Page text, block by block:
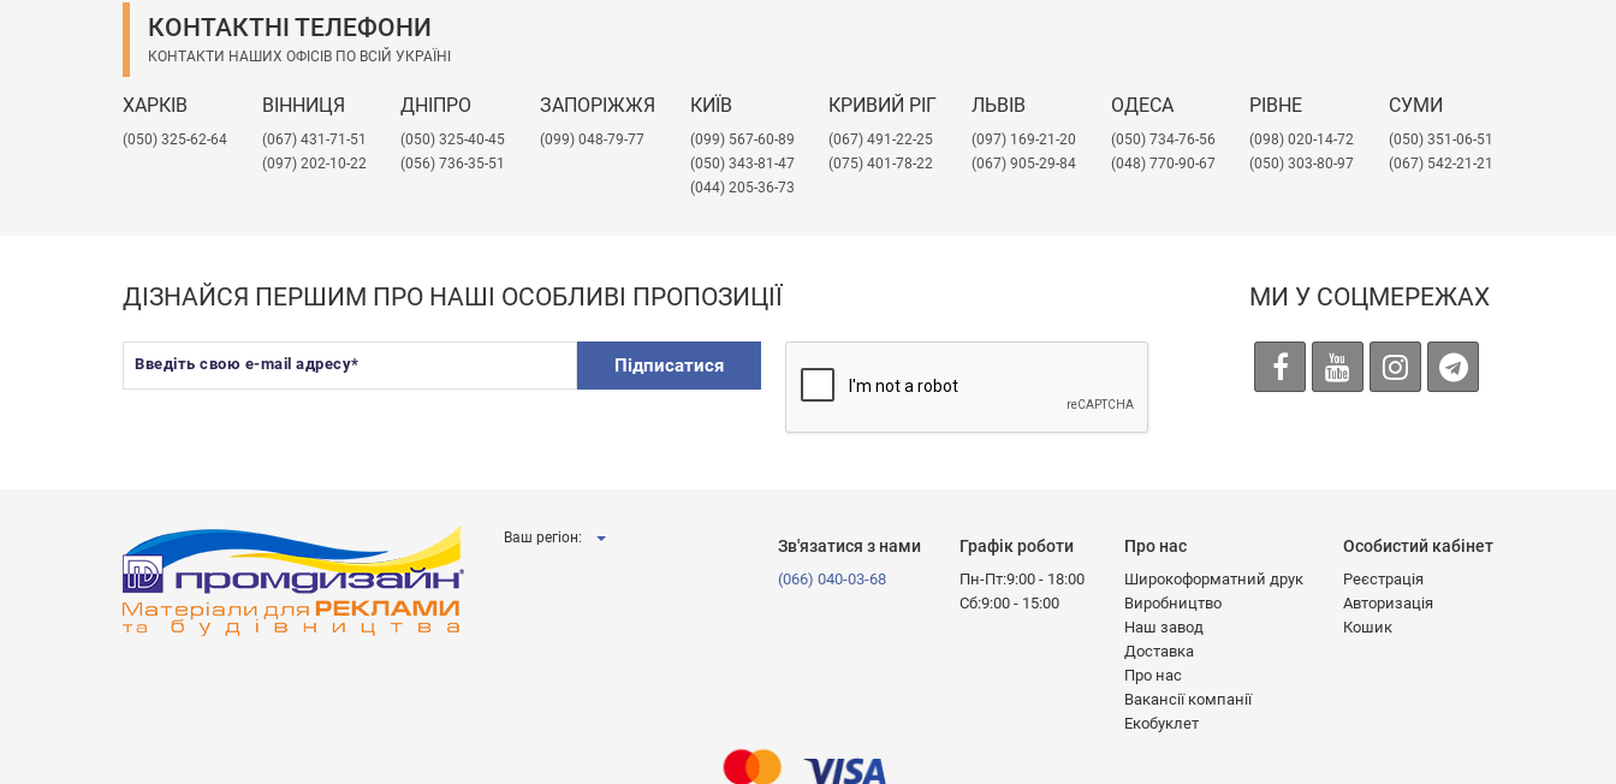
КОНТАКТНІ ТЕЛЕФОНИ
КОНТАКТИ НАШИХ ОФІСІВ ПО ВСІЙ УКРАЇНІ
ХАРКІВ
(050) 325-62-64
ВІННИЦЯ
(067) 431-71-51
(097) 202-10-22
ДНІПРО
(050) 325-40-45
(056) 736-35-51
ЗАПОРІЖЖЯ
(099) 048-79-77
КИЇВ
(099) 567-60-89
(050) 343-81-47
(044) 205-36-73
КРИВИЙ РІГ
(067) 491-22-25
(075) 401-78-22
ЛЬВІВ
​(097) 169-21-20
(067) 905-29-84
ОДЕСА
(050) 734-76-56
(048) 770-90-67
РІВНЕ
(098) 020-14-72
(050) 303-80-97
СУМИ
(050) 351-06-51
(067) 542-21-21
ДІЗНАЙСЯ ПЕРШИМ ПРО НАШІ ОСОБЛИВІ ПРОПОЗИЦІЇ
Введіть свою e-mail адресу* Підписатися
МИ У СОЦМЕРЕЖАХ
Ваш регіон: Зв'язатися з нами
(066) 040-03-68
Графік роботи
Пн-Пт:9:00 - 18:00
Сб:9:00 - 15:00
Про нас
Широкоформатний друк
Виробництво
Наш завод
Доставка
Про нас
Вакансії компанії
Екобуклет
Особистий кабінет
Реєстрація
Авторизація
Кошик